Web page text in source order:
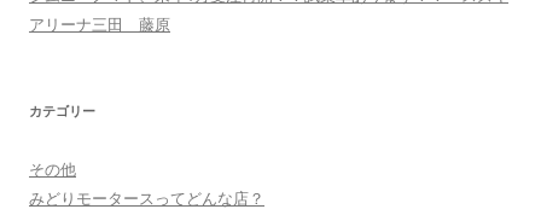
アリーナ三田 藤原
カテゴリー
その他
みどりモータースってどんな店？